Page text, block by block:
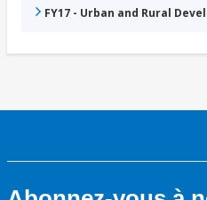
FY17 - Urban and Rural